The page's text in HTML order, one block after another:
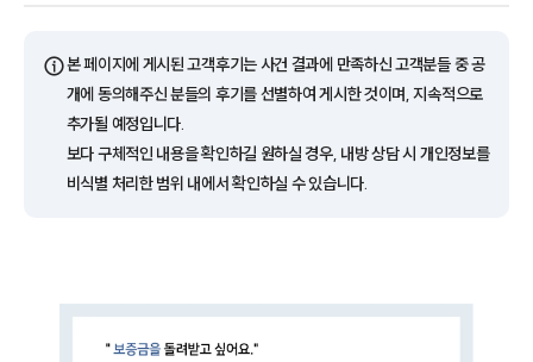
ⓘ본 페이지에 게시된 고객후기는 사건 결과에 만족하신 고객분들 중 공
개에 동의해주신 분들의 후기를 선별하여 게시한 것이며, 지속적으로
추가될 예정입니다.
보다 구체적인 내용을 확인하길 원하실 경우, 내방 상담 시 개인정보를
비식별 처리한 범위 내에서 확인하실 수 있습니다.